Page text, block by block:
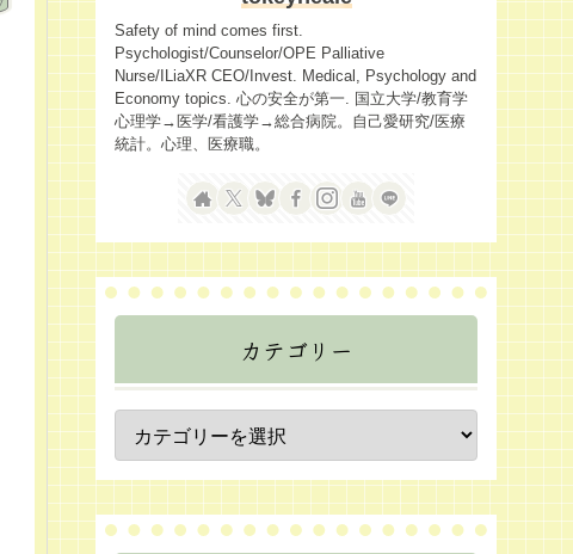
Safety of mind comes first.
Psychologist/Counselor/OPE Palliative
Nurse/ILiaXR CEO/Invest. Medical, Psychology and
Economy topics. 心の安全が第一. 国立大学/教育学
心理学→医学/看護学→総合病院。自己愛研究/医療
統計。心理、医療職。
カテゴリー